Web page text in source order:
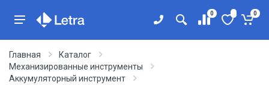
0 0
Главная
Каталог
Механизированные инструменты
Аккумуляторный инструмент